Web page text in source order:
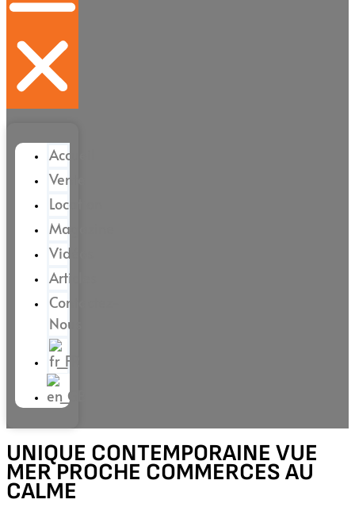
Accueil
Vente
Location
Magazine
Vidéos
Articles
Contactez-
Nous
UNIQUE CONTEMPORAINE VUE
MER PROCHE COMMERCES AU
CALME